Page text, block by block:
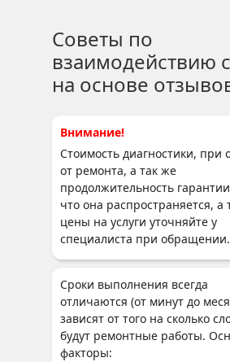
Советы по
взаимодействию
на основе
Внимание!
Стоимость диагностики, при
от ремонта, а так же
продолжительность
что она распространяется, а
цены на услуги уточняйте у
специалиста при обращении.
Сроки выполнения всегда
отличаются (от минут до
зависят от того на сколько
будут ремонтные работы.
факторы: